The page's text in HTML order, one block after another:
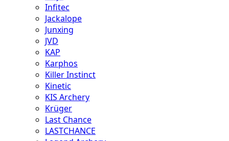
Infitec
Jackalope
Junxing
JVD
KAP
Karphos
Killer Instinct
Kinetic
KIS Archery
Krüger
Last Chance
LASTCHANCE